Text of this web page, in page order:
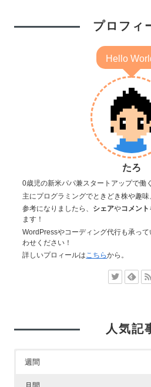
プロフィ
Hello
たろ
0歳児の新米パパ兼スタートアップで働
主にプログラミングでときどき株や趣
参考になりましたら、 シェアやコメント
ます！
WordPressやコーディング代行も承っ
わせください！
詳しいプロィールは こちらから。
人気記
週間